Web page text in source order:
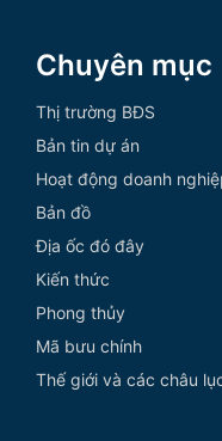
Chuyên mục
Thị trường BĐS
Bản tin dự án
Hoạt động doanh
Bản đồ
Địa ốc đó đây
Kiến thức
Phong thủy
Mã bưu chính
Thế giới và các châu